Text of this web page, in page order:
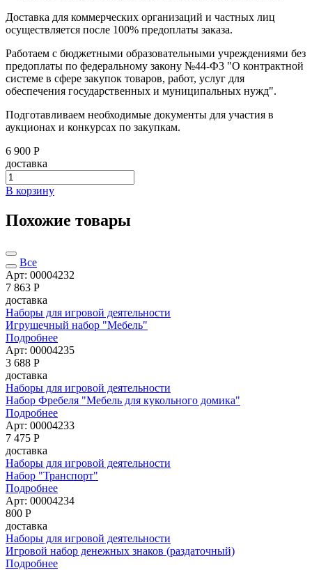
Доставка для коммерческих организаций и частных лиц
осуществляется после 100% предоплаты заказа.
Работаем с бюджетными образовательными учреждениями без
предоплаты по федеральному закону №44-Ф3 "О контрактной
системе в сфере закупок товаров, работ, услуг для
обеспечения государственных и муниципальных нужд".
Подготавливаем необходимые документы для участия в
аукционах и конкурсах по закупкам.
6 900 Р
доставка
В корзину
Похожие товары
Все
Арт: 00004232
7 863 Р
доставка
Наборы для игровой деятельности
Игрушечный набор "Мебель"
Подробнее
Арт: 00004235
3 688 Р
доставка
Наборы для игровой деятельности
Набор Фребеля "Мебель для кукольного домика"
Подробнее
Арт: 00004233
7 475 Р
доставка
Наборы для игровой деятельности
Набор "Транспорт"
Подробнее
Арт: 00004234
800 Р
доставка
Наборы для игровой деятельности
Игровой набор денежных знаков (раздаточный)
Подробнее